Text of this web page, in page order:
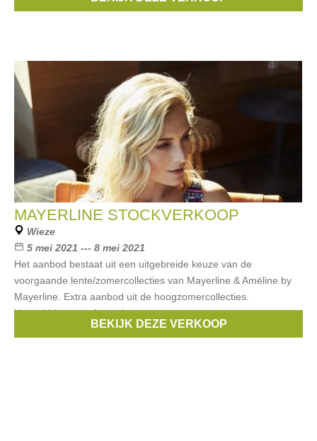
MAYERLINE STOCKVERKOOP
Wieze
5 mei 2021 --- 8 mei 2021
Het aanbod bestaat uit een uitgebreide keuze van de
voorgaande lente/zomercollecties van Mayerline & Améline by
Mayerline. Extra aanbod uit de hoogzomercollecties.
Voormiddag: op afspraak.
Mayerline,Améline by Mayerline
BEKIJK DEZE VERKOOP